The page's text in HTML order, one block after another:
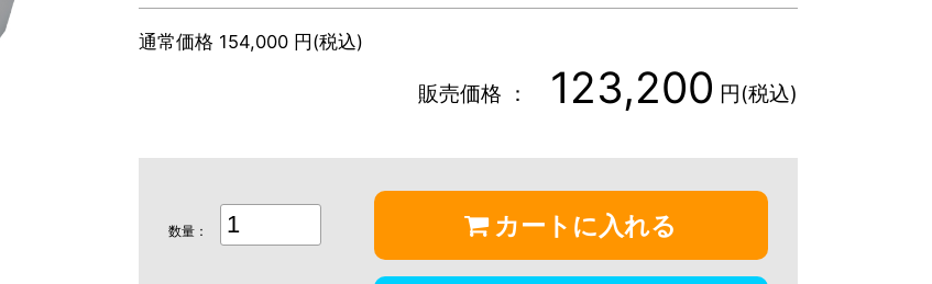
通常価格 154,000 円(税込)
販売価格 ： 123,200 円(税込)
数量： カートに入れる